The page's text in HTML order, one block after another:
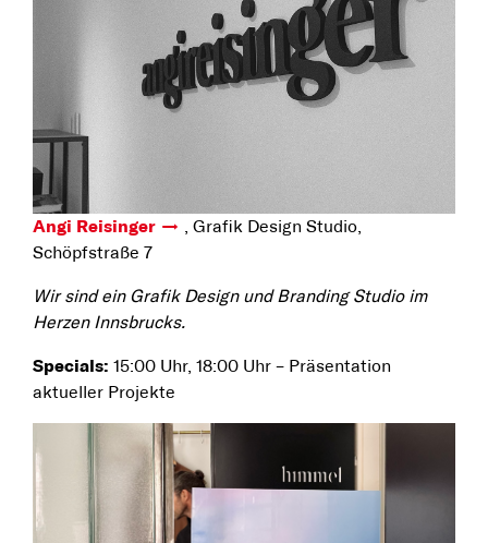
Angi Reisinger
, Grafik Design Studio,
Schöpfstraße 7
Wir sind ein Grafik Design und Branding Studio im
Herzen Innsbrucks.
Specials: 15:00 Uhr, 18:00 Uhr – Präsentation
aktueller Projekte